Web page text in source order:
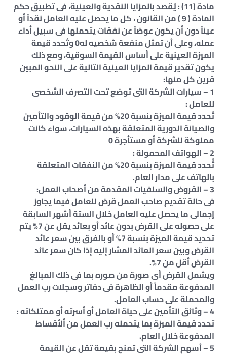
مادة (11) : يُقصد بالمزايا النقدية والعينية، فى تطبيق حكم
المادة ( 9 ) من القانون ، كل ما يحصل عليه العامل نقداً أو
عيناً دون أن يكون عوضاً عن نفقات يتحملها فى سبيل أداء
عمله، وعلى أن تمثل منفعة شخصيه له0 وتُحدد قيمة
الميزة العينية على أساس القيمة السوقية، ومع ذلك
يكون تقدير قيمة المزايا العينية التالية على النحو المبين
قرين كل منها:
1 – سيارات الشركة التى توضع تحت التصرف الشخصى
للعامل :
تُحدد قيمة الميزة بنسبة 20% من قيمة الوقود والتأمين
والصيانة الدورية المتعلقة بهذه السيارات، سواء كانت
مملوكة للشركة أو مستأجرة 0
2 – الهواتف المحمولة :
تُُحدد قيمة الميزة بنسبة 20% من النفقات المتعلقة
بالهاتف على مدار العام.
3 – القروض والسلفيات المقدمة من أصحاب العمل:
فى حالة تقديم صاحب العمل قرض للعامل فيما يجاوز
إجمالى ما يحصل عليه العامل خلال الستة أشهر السابقة
على حصوله على القرض بدون عائد أو بعائد يقل عن 7% يتم
تحديد قيمة الميزة بنسبة 7% أو بالفرق بين سعر عائد
القرض وبين سعر العائد المشار إليه إذا كان سعر عائد
القرض أقل من 7%.
ويشمل القرض أى صورة من صوره بما فى ذلك المبالغ
المدفوعة مقدماً أو الظاهرة فى دفاتر وسجلات رب العمل
والمحملة على حساب العامل.
4 – وثائق التأمين على حياة العامل أو أسرته أو ممتلكاته :
تحدد قيمة الميزة بما يتحمله رب العمل من ألأقساط
المدفوعة خلال العام.
5 – أسهم الشركة التى تمنح بقيمة تقل عن القيمة